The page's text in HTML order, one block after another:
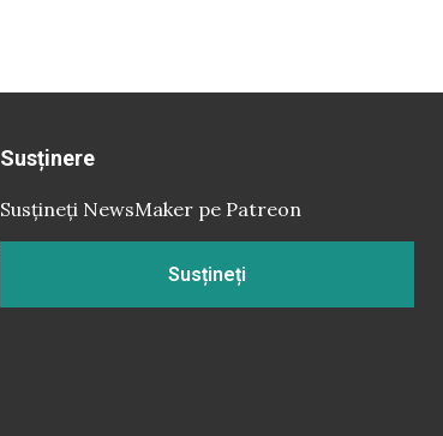
Susținere
Susțineți NewsMaker pe Patreon
Susțineți